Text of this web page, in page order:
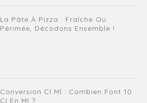
La Pâte À Pizza : Fraîche Ou
Périmée, Décodons Ensemble !
Conversion Cl Ml : Combien Font 10
Cl En Ml ?